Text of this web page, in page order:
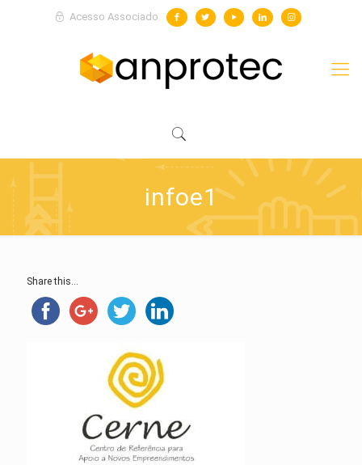
Acesso Associado
infoe1
Share this...